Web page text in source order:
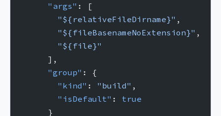
      "args"
: [
        "${relativeFileDirname}"
,
        "${fileBasenameNoExtension}"
,
        "${file}"
      ],
      "group"
: {
        "kind"
: "build" ,
        "isDefault"
: true
      }